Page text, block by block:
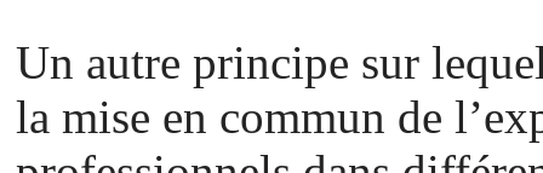
Un autre principe sur
la mise en commun de